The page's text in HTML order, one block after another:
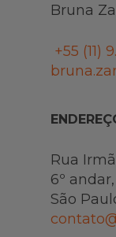
Bruna
+55 (11)
Rua
6º
São